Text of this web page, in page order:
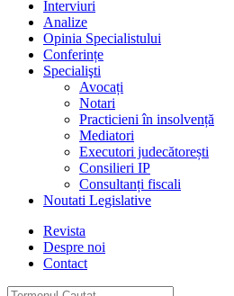
Interviuri
Analize
Opinia Specialistului
Conferințe
Specialişti
Avocați
Notari
Practicieni în insolvență
Mediatori
Executori judecătorești
Consilieri IP
Consultanți fiscali
Noutati Legislative
Revista
Despre noi
Contact